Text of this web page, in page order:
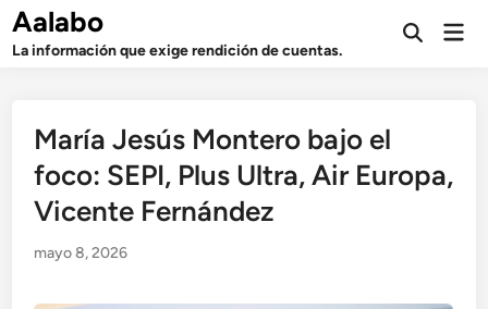
Saltar
contenido
Aalabo
La información que exige rendición de cuentas.
Abrir
María Jesús Montero bajo el
foco: SEPI, Plus Ultra, Air Europa,
Vicente Fernández
mayo 8, 2026